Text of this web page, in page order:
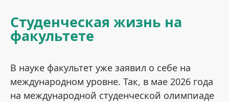
Студенческая жизнь на
факультете
В науке факультет уже заявил о себе на
международном уровне. Так, в мае 2026 года
на международной студенческой олимпиаде